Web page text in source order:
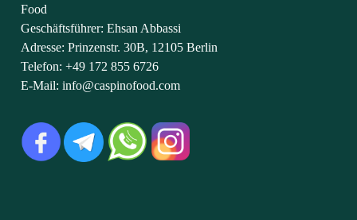
Food
Geschäftsführer: Ehsan Abbassi
Adresse: Prinzenstr. 30B, 12105 Berlin
Telefon: +49 172 855 6726
E-Mail: info@caspinofood.com